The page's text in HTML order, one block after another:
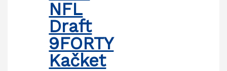
NFL
Draft
9FORTY
Kačket